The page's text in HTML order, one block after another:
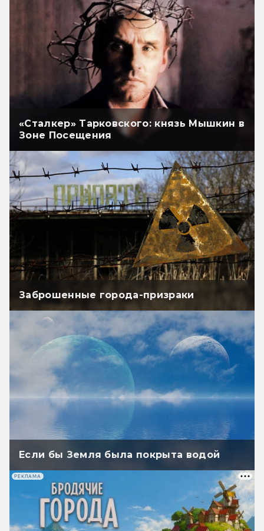
«Сталкер» Тарковского: князь Мышкин в
Зоне Посещения
Заброшенные города-призраки
Если бы Земля была покрыта водой
РЕКЛАМА